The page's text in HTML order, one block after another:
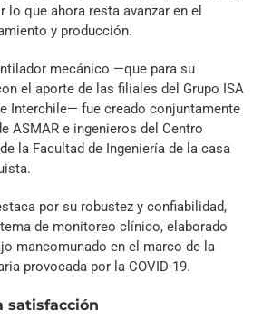
lo que ahora resta avanzar en el
y producción.
mecánico —que para su
el aporte de las filiales del Grupo ISA
Interchile— fue creado conjuntamente
ASMAR e ingenieros del Centro
la Facultad de Ingeniería de la casa
por su robustez y confiabilidad,
de monitoreo clínico, elaborado
mancomunado en el marco de la
provocada por la COVID-19.
satisfacción